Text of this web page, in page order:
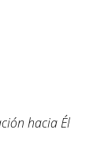
hacia Él